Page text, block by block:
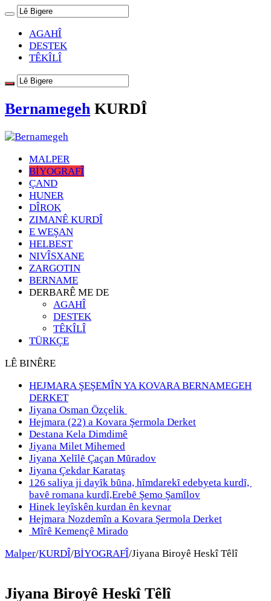
AGAHÎ
DESTEK
TÊKÎLÎ
Bernamegeh KURDÎ
MALPER
BİYOGRAFÎ
ÇAND
HUNER
DÎROK
ZIMANÊ KURDÎ
E WEŞAN
HELBEST
NIVÎSXANE
ZARGOTIN
BERNAME
DERBARÊ ME DE
AGAHÎ
DESTEK
TÊKÎLÎ
TÜRKÇE
LÊ BINÊRE
HEJMARA ŞEŞEMÎN YA KOVARA BERNAMEGEH
DERKET
Jiyana Osman Özçelik
Hejmara (22) a Kovara Şermola Derket
Destana Kela Dimdimê
Jiyana Milet Mihemed
Jiyana Xelȋlȇ Çaçan Mȗradov
Jiyana Çekdar Karataş
126 saliya ji dayȋk bȗna, hȋmdarekȋ edebyeta kurdȋ,
bavȇ romana kurdȋ,Erebȇ Şemo Şamȋlov
Hinek leyîskên kurdan ên kevnar
Hejmara Nozdemîn a Kovara Şermola Derket
Mîrê Kemençê Mirado
Malper/KURDÎ/BİYOGRAFÎ/Jiyana Biroyê Heskî Têlî
Jiyana Biroyê Heskî Têlî